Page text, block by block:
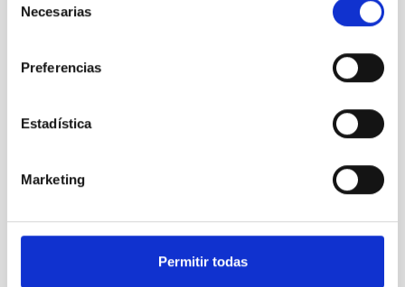
Necesarias
Preferencias
Estadística
Marketing
Permitir todas
Conferencia de las Infraestructuras de Investigación